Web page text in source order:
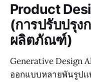
Product
(การปรับปรุง
ผลิตภัณฑ์)
Generative Design
ออกแบบหลายพันรูปแ